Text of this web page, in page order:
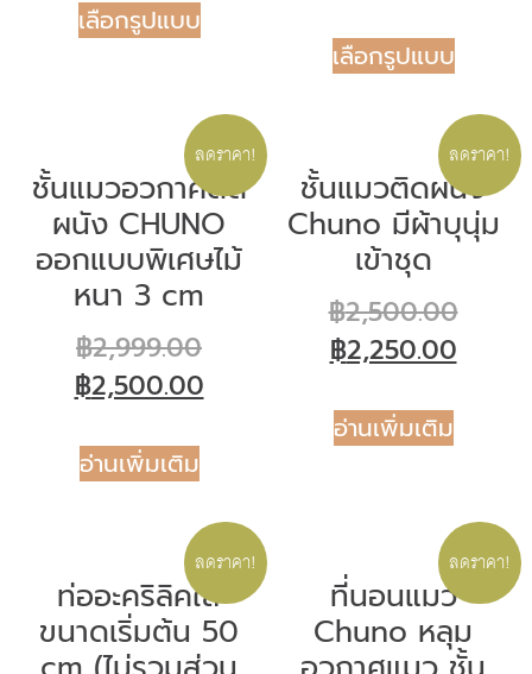
เลือกรูปแบบ
เลือกรูปแบบ
ลดราคา!
ชั้นแมวอวกาศติด
ผนัง CHUNO
ออกแบบพิเศษไม้
หนา 3 cm
฿2,999.00
฿2,500.00
อ่านเพิ่มเติม
ลดราคา!
ชั้นแมวติดผนัง
Chuno มีผ้าบุนุ่ม
เข้าชุด
฿2,500.00
฿2,250.00
อ่านเพิ่มเติม
ลดราคา!
ท่ออะคริลิคใส
ขนาดเริ่มต้น 50
ลดราคา!
ที่นอนแมว
Chuno หลุม